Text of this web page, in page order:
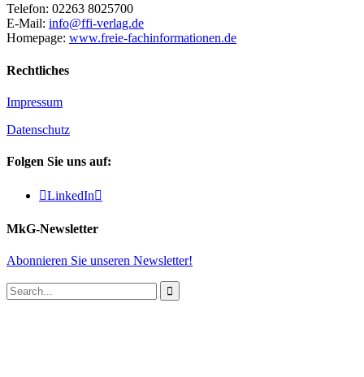
Telefon: 02263 8025700
E-Mail: info@ffi-verlag.de
Homepage: www.freie-fachinformationen.de
Rechtliches
Impressum
Datenschutz
Folgen Sie uns auf:
LinkedIn
MkG-Newsletter
Abonnieren Sie unseren Newsletter!
